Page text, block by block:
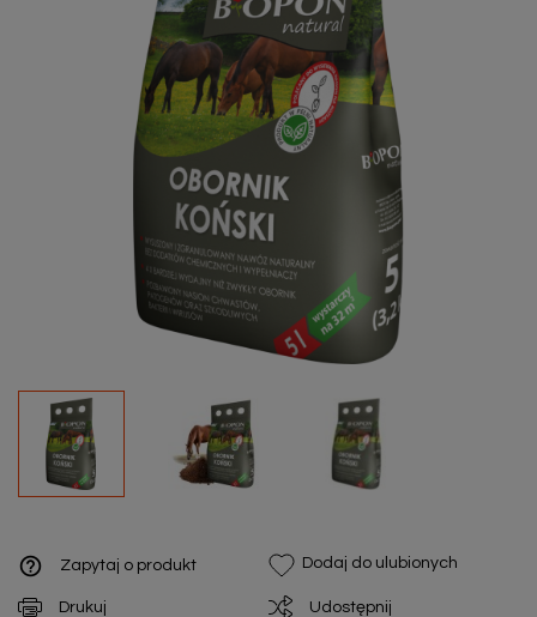
help_outline Zapytaj o produkt Dodaj do ulubionych
Drukuj Udostępnij